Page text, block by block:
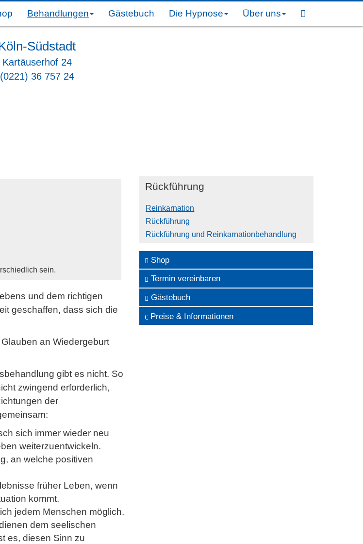
Behandlungen Gästebuch Die Hypnose Über uns
Südstadt
Kartäuserhof 24
(0221) 36 757 24
sein.
und dem richtigen
geschaffen, dass sich die
an Wiedergeburt
gibt es nicht. So
zwingend erforderlich,
der
sich immer wieder neu
weiterzuentwickeln.
an welche positiven
früher Leben, wenn
kommt.
jedem Menschen möglich.
dem seelischen
es, diesen Sinn zu
Rückführung
Reinkarnation
Rückführung
Rückführung und Reinkarnationbehandlung
Shop
Termin vereinbaren
Gästebuch
Preise & Informationen